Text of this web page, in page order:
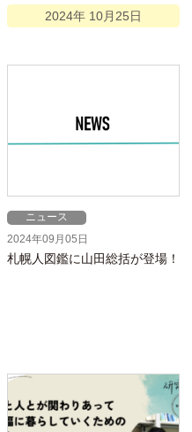
2024年 10月 25日
ニュース
2024年09月05日
札幌人図鑑に山田総括が登場！